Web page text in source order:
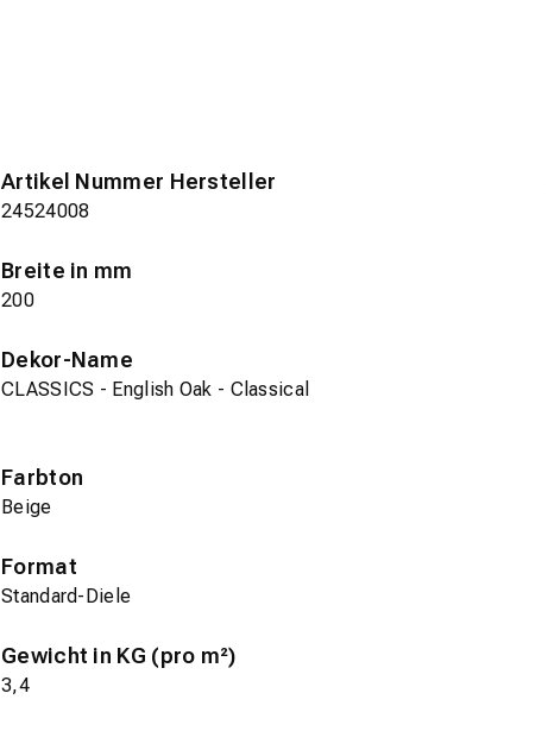
Artikel Nummer Hersteller
24524008
Breite in mm
200
Dekor-Name
CLASSICS - English Oak - Classical
Farbton
Beige
Format
Standard-Diele
Gewicht in KG (pro m²)
3,4